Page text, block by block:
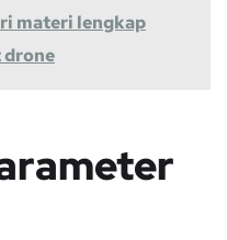
materi lengkap
drone